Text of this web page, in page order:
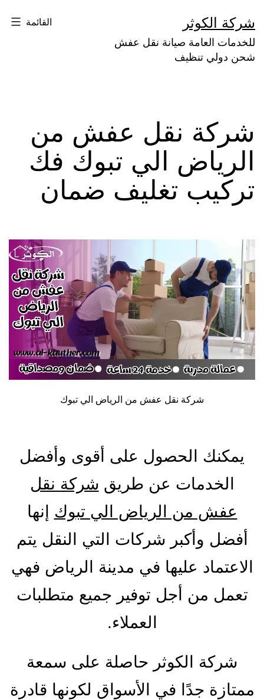
إلى
المحتوى
شركة الكوثر
للخدمات العامة صيانة نقل عفش
شحن دولي تنظيف
القائمة
شركة نقل عفش من
الرياض الي تبوك فك
تركيب تغليف ضمان
شركة نقل عفش من الرياض الي تبوك
يمكنك الحصول على أقوى وأفضل
الخدمات عن طريق شركة نقل
عفش من الرياض الي تبوك إنها
أفضل وأكبر شركات التي النقل يتم
الاعتماد عليها في مدينة الرياض فهي
تعمل من أجل توفير جميع متطلبات
العملاء.
شركة الكوثر حاصلة على سمعة
ممتازة جدًا في الأسواق لكونها قادرة